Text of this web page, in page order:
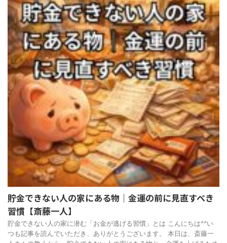
貯金できない人の家にある物｜金運の前に見直すべき
習慣【斎藤一人】
貯金できない人の家に潜む「お金が逃げる習慣」とは こんにちは^^い
つも記事を読んでいただき、ありがとうございます。 本日は、斎藤一